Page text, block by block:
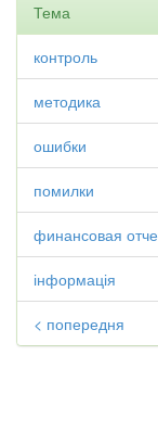
Тема
контроль
методика
ошибки
помилки
финансовая
інформація
< попередня